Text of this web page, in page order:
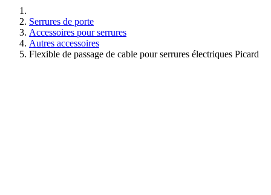
Serrures de porte
Accessoires pour serrures
Autres accessoires
Flexible de passage de cable pour serrures électriques Picard